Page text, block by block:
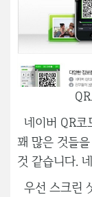
네이버 QR코
꽤 많은 것들
것 같습니다.
우선 스크린